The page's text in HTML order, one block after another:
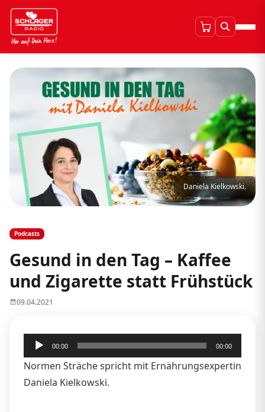
Daniela Kielkowski.
Podcasts
Gesund in den Tag – Kaffee
und Zigarette statt Frühstück
09.04.2021
Audio-
Player
00:00 00:00
Normen Sträche spricht mit Ernährungsexpertin
Daniela Kielkowski.